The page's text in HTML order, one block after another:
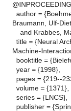
author =
Braumann, Ulf-
and Krabbes,
title = {Neural
Machine-
booktitle =
year = {1998},
pages = {219--
volume = {1371},
series = {LNCS},
publisher =